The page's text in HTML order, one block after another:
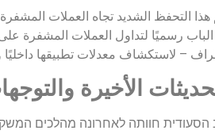
– لاستكشاف معدلات تطبيقها داخليًا
الأخيرة
חוותה לאחרונה מהלכים